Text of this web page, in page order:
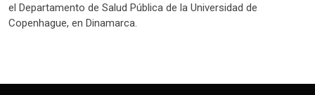
el Departamento de Salud Pública de la Universidad de
Copenhague, en Dinamarca.